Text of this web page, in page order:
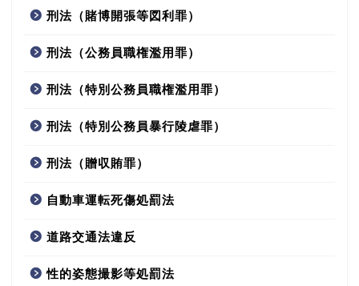
刑法（賭博開張等図利罪）
刑法（公務員職権濫用罪）
刑法（特別公務員職権濫用罪）
刑法（特別公務員暴行陵虐罪）
刑法（贈収賄罪）
自動車運転死傷処罰法
道路交通法違反
性的姿態撮影等処罰法